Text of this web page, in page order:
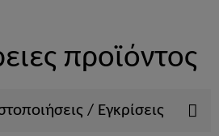
προϊόντος
/ Εγκρίσεις